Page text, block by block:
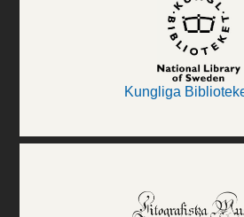
Kungliga